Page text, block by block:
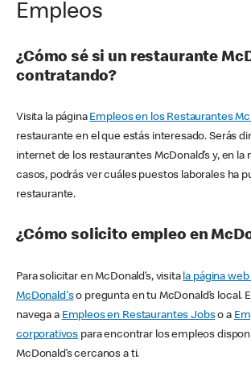
Empleos
¿Cómo sé si un restaurante
contratando?
Visita la página Empleos en los Restaurantes
restaurante en el que estás interesado. Serás
internet de los restaurantes McDonald’s y, en la
casos, podrás ver cuáles puestos laborales ha
restaurante.
¿Cómo solicito empleo en
Para solicitar en McDonald’s, visita la página
McDonald'so pregunta en tu McDonald’s local.
navega a Empleos en Restaurantes Jobso a
corporativos para encontrar los empleos
McDonald’s cercanos a ti.